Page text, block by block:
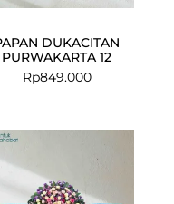
DUKACITAN
PURWAKARTA 12
Rp849.000